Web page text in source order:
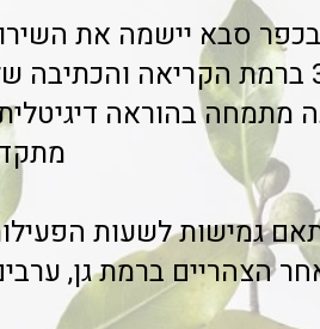
סבא יישמה את
שיפור של 35% ברמת הקריאה
מתמחה בהוראה
גמישות לשעות
הצהריים ברמת גן,